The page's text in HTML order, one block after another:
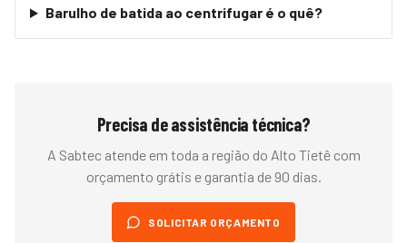
Barulho de batida ao centrifugar é o quê?
Precisa de assistência técnica?
A Sabtec atende em toda a região do Alto Tietêcom
orçamento grátis e garantia de 90 dias.
SOLICITAR ORÇAMENTO